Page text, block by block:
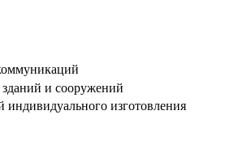
зданий и сооружений
изготовления